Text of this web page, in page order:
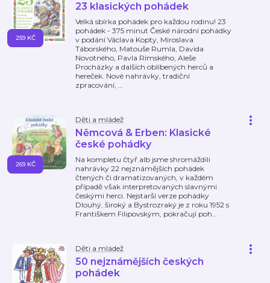
23 klasických pohádek
Velká sbírka pohádek pro každou rodinu! 23
pohádek - 375 minut České národní pohádky
v podání Václava Kopty, Miroslava
Táborského, Matouše Rumla, Davida
Novotného, Pavla Rímského, Aleše
Procházky a dalších oblíbených herců a
hereček. Nové nahrávky, tradiční
zpracování, …
259 KČ
Děti a mládež
Němcová & Erben: Klasické
české pohádky
Na kompletu čtyř alb jsme shromáždili
nahrávky 22 nejznámějších pohádek
čtených či dramatizovaných, v každém
případě však interpretovaných slavnými
českými herci. Nejstarší verze pohádky
Dlouhý, široký a Bystrozraký je z roku 1952 s
Františkem Filipovským, pokračují poh…
269 KČ
Děti a mládež
50 nejznámějších českých
pohádek